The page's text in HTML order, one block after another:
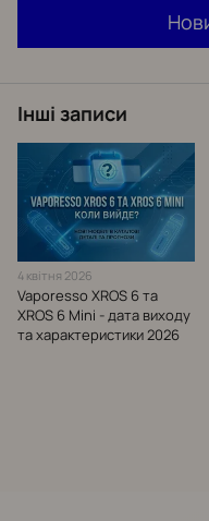
Інші записи
4 квітня 2026
Vaporesso XROS 6 та
XROS 6 Mini - дата виходу
та характеристики 2026